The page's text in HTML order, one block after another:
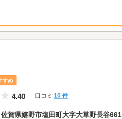
すめ
5つ星のうち4
4.40 口コミ 10 件
佐賀県嬉野市塩田町大字大草野長谷661